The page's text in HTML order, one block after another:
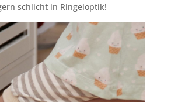
schlicht in Ringeloptik!